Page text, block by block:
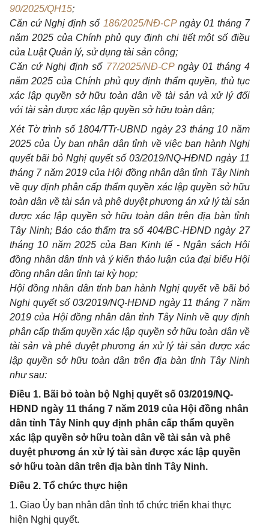
90/2025/QH15;
Căn cứ Nghị định số 186/2025/NĐ-CPngày 01 tháng 7
năm 2025 của Chính phủ quy định chi tiết một số điều
của Luật Quản lý, sử dụng tài sản công;
Căn cứ Nghị định số 77/2025/NĐ-CPngày 01 tháng 4
năm 2025 của Chính phủ quy định thẩm quyền, thủ tục
xác lập quyền sở hữu toàn dân về tài sản và xử lý đối
với tài sản được xác lập quyền sở hữu toàn dân;
Xét Tờ trình số 1804/TTr-UBND ngày 23 tháng 10 năm
2025 của Ủy ban nhân dân tỉnh về việc ban hành Nghị
quyết bãi bỏ Nghị quyết số 03/2019/NQ-HĐND ngày 11
tháng 7 năm 2019 của Hội đồng nhân dân tỉnh Tây Ninh
về quy định phân cấp thẩm quyền xác lập quyền sở hữu
toàn dân về tài sản và phê duyệt phương án xử lý tài sản
được xác lập quyền sở hữu toàn dân trên địa bàn tỉnh
Tây Ninh; Báo cáo thẩm tra số 404/BC-HĐND ngày 27
tháng 10 năm 2025 của Ban Kinh tế - Ngân sách Hội
đồng nhân dân tỉnh và ý kiến thảo luận của đại biểu Hội
đồng nhân dân tỉnh tại kỳ họp;
Hội đồng nhân dân tỉnh ban hành Nghị quyết về bãi bỏ
Nghị quyết số 03/2019/NQ-HĐND ngày 11 tháng 7 năm
2019 của Hội đồng nhân dân tỉnh Tây Ninh về quy định
phân cấp thẩm quyền xác lập quyền sở hữu toàn dân về
tài sản và phê duyệt phương án xử lý tài sản được xác
lập quyền sở hữu toàn dân trên địa bàn tỉnh Tây Ninh
như sau:
Điều 1. Bãi bỏ toàn bộ Nghị quyết số 03/2019/NQ-
HĐND ngày 11 tháng 7 năm 2019 của Hội đồng nhân
dân tỉnh Tây Ninh quy định phân cấp thẩm quyền
xác lập quyền sở hữu toàn dân về tài sản và phê
duyệt phương án xử lý tài sản được xác lập quyền
sở hữu toàn dân trên địa bàn tỉnh Tây Ninh.
Điều 2. Tổ chức thực hiện
1. Giao Ủy ban nhân dân tỉnh tổ chức triển khai thực
hiện Nghị quyết.